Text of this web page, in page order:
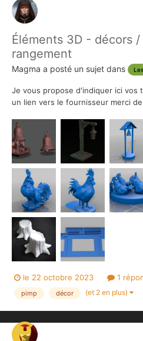
Éléments 3D - décors
rangement
Magma a posté un sujet dans
Je vous propose d'indiquer ici vos
un lien vers le fournisseur merci
une recherche sur Heroquest
https://www.thingiverse.com/ta...
le 22 octobre 2023 1
pimp décor (et 2 en plus)